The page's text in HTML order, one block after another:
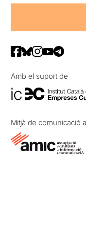
Amb el suport de
Mitjà de comunicació